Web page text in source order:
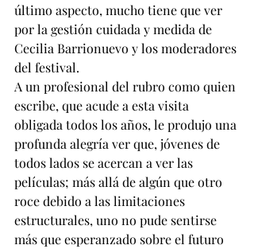
último aspecto, mucho tiene que ver
por la gestión cuidada y medida de
Cecilia Barrionuevo y los moderadores
del festival.
A un profesional del rubro como quien
escribe, que acude a esta visita
obligada todos los años, le produjo una
profunda alegría ver que, jóvenes de
todos lados se acercan a ver las
películas; más allá de algún que otro
roce debido a las limitaciones
estructurales, uno no pude sentirse
más que esperanzado sobre el futuro